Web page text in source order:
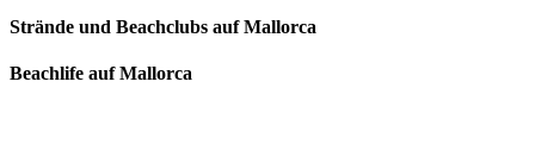
Strände und Beachclubs auf Mallorca
Beachlife auf Mallorca